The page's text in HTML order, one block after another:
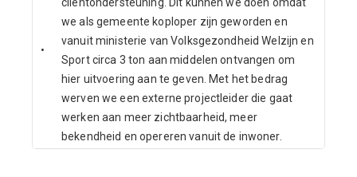
•
we als gemeente koploper zijn geworden en
vanuit ministerie van Volksgezondheid Welzijn en
Sport circa 3 ton aan middelen ontvangen om
hier uitvoering aan te geven. Met het bedrag
werven we een externe projectleider die gaat
werken aan meer zichtbaarheid, meer
bekendheid en opereren vanuit de inwoner.